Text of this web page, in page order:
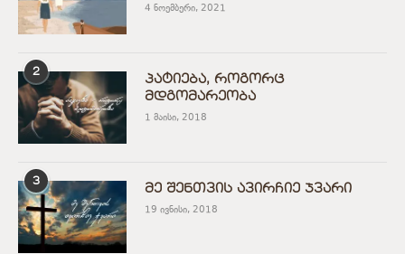
4 ნოემბერი, 2021
2
პატიება, როგორც
მდგომარეობა
1 მაისი, 2018
3
მე შენთვის ავირჩიე ჯვარი
19 ივნისი, 2018